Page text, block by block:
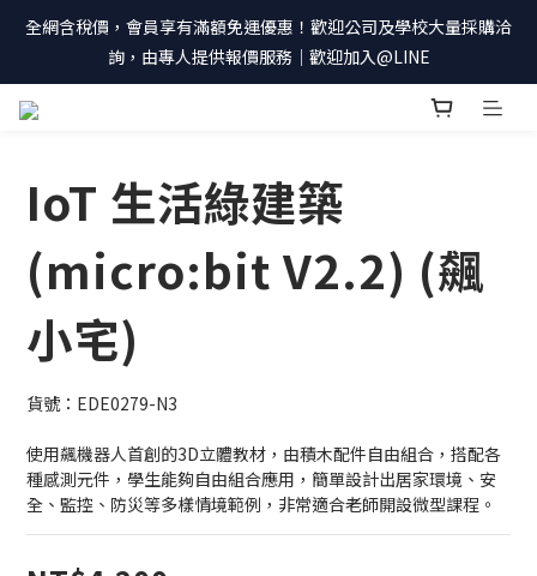
全網含稅價，會員享有滿額免運優惠！歡迎公司及學校大量採購洽
詢，由專人提供報價服務｜歡迎加入@LINE
IoT 生活綠建築
(micro:bit V2.2) (飆
小宅)
貨號：EDE0279-N3
使用飆機器人首創的3D立體教材，由積木配件自由組合，搭配各
種感測元件，學生能夠自由組合應用，簡單設計出居家環境、安
全、監控、防災等多樣情境範例，非常適合老師開設微型課程。